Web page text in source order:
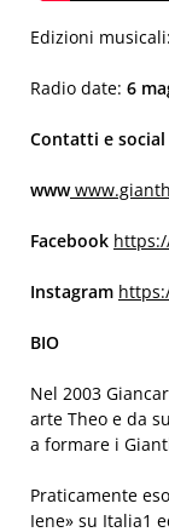
Edizioni musicali:
Radio date: 6
Contatti e social
www
Facebook
Instagram
BIO
Nel 2003
arte Theo e da
a formare i
Praticamente
Iene» su Italia1